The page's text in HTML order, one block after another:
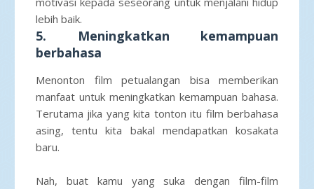
lebih baik.
5. Meningkatkan kemampuan
berbahasa
Menonton film petualangan bisa memberikan
manfaat untuk meningkatkan kemampuan bahasa.
Terutama jika yang kita tonton itu film berbahasa
asing, tentu kita bakal mendapatkan kosakata
baru.
Nah, buat kamu yang suka dengan film-film